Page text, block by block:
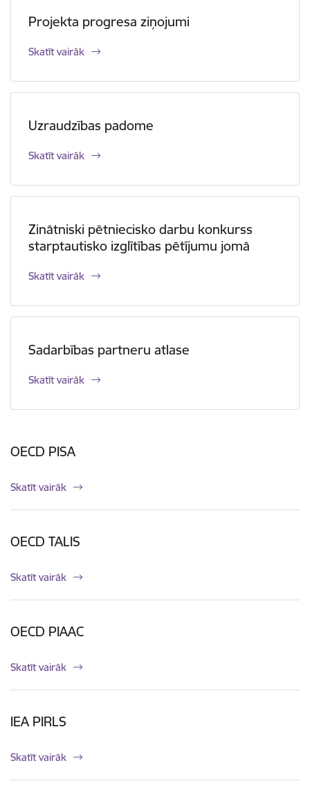
Projekta progresa ziņojumi
Skatīt vairāk
Uzraudzības padome
Skatīt vairāk
Zinātniski pētniecisko darbu konkurss
starptautisko izglītības pētījumu jomā
Skatīt vairāk
Sadarbības partneru atlase
Skatīt vairāk
OECD PISA
Skatīt vairāk
OECD TALIS
Skatīt vairāk
OECD PIAAC
Skatīt vairāk
IEA PIRLS
Skatīt vairāk